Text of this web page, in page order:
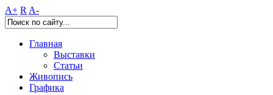
A+ R A-
Главная
Выставки
Статьи
Живопись
Графика